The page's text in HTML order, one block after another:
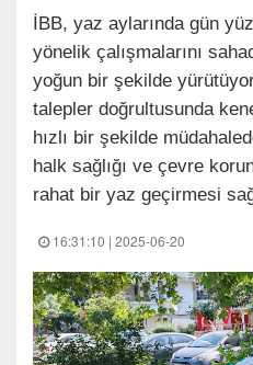
İBB, yaz aylarında gün
yönelik çalışmalarını
yoğun bir şekilde
talepler doğrultusunda
hızlı bir şekilde
halk sağlığı ve çevre
rahat bir yaz geçirmesi
16:31:10 | 2025-06-20